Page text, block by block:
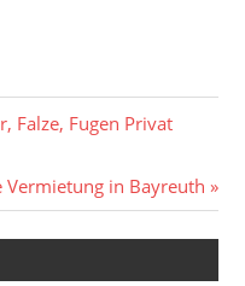
Falze, Fugen Privat
Vermietung in Bayreuth